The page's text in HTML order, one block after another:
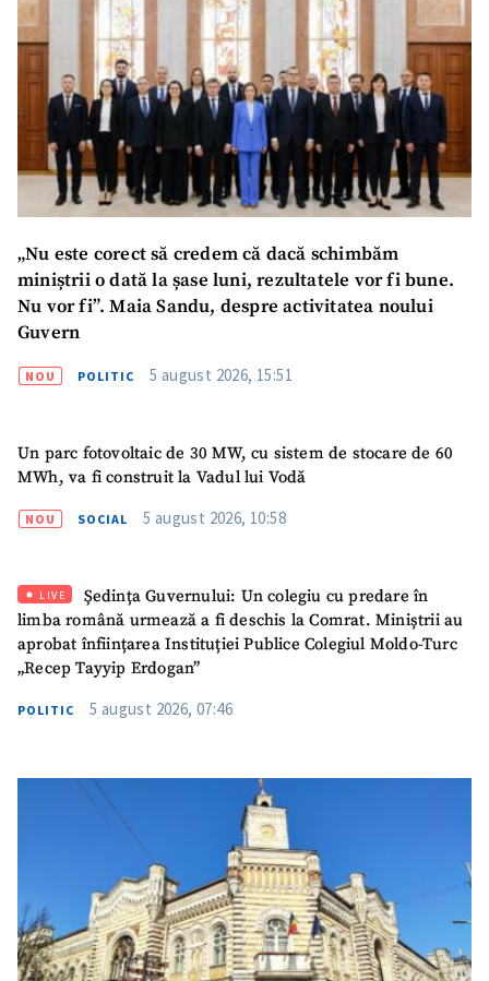
„Nu este corect să credem că dacă schimbăm
miniștrii o dată la șase luni, rezultatele vor fi bune.
Nu vor fi”. Maia Sandu, despre activitatea noului
Guvern
NOU POLITIC 5 august 2026, 15:51
Un parc fotovoltaic de 30 MW, cu sistem de stocare de 60
MWh, va fi construit la Vadul lui Vodă
NOU SOCIAL 5 august 2026, 10:58
LIVE
Ședința Guvernului: Un colegiu cu predare în
limba română urmează a fi deschis la Comrat. Miniștrii au
aprobat înființarea Instituției Publice Colegiul Moldo-Turc
„Recep Tayyip Erdogan”
POLITIC 5 august 2026, 07:46
ȘTIREA MEA
Fotografie
+ Încarcă imagine
Link media
+ Link media